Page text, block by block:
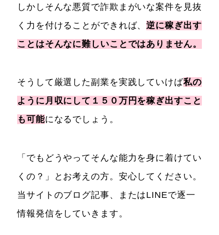
しかしそんな悪質で詐欺まがいな案件を見抜
く力を付けることができれば、逆に稼ぎ出す
ことはそんなに難しいことではありません。
そうして厳選した副業を実践していけば私の
ように月収にして１５０万円を稼ぎ出すこと
も可能になるでしょう。
「でもどうやってそんな能力を身に着けてい
くの？」とお考えの方。安心してください。
当サイトのブログ記事、またはLINEで逐一
情報発信をしていきます。